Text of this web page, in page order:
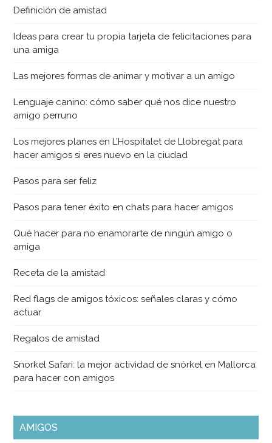
Definición de amistad
Ideas para crear tu propia tarjeta de felicitaciones para
una amiga
Las mejores formas de animar y motivar a un amigo
Lenguaje canino: cómo saber qué nos dice nuestro
amigo perruno
Los mejores planes en L’Hospitalet de Llobregat para
hacer amigos si eres nuevo en la ciudad
Pasos para ser feliz
Pasos para tener éxito en chats para hacer amigos
Qué hacer para no enamorarte de ningún amigo o
amiga
Receta de la amistad
Red flags de amigos tóxicos: señales claras y cómo
actuar
Regalos de amistad
Snorkel Safari: la mejor actividad de snórkel en Mallorca
para hacer con amigos
AMIGOS